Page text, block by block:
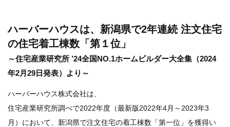
ハーバーハウスは、新潟県で2年連続 注文住宅
の住宅着工棟数「第１位」
～住宅産業研究所 ’24全国NO.1ホームビルダー大全集（2024
年2月29日発表）より～
ハーバーハウス株式会社は、
住宅産業研究所調べで2022年度（最新版2022年4月～2023年3
月）において、新潟県で注文住宅の着工棟数「第一位」を獲得い